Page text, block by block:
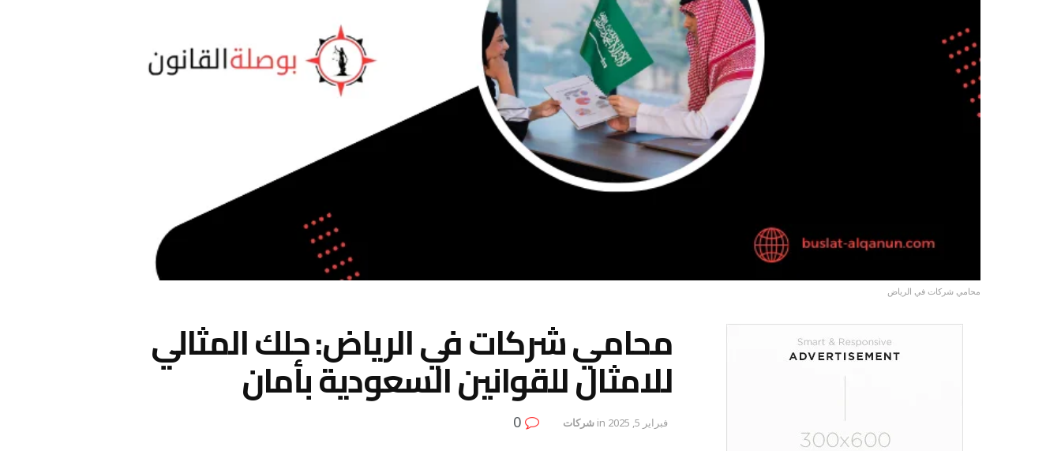
محامي شركات في الرياض
محامي شركات في الرياض: حلك المثالي
للامثال للقوانين السعودية بأمان
فبراير 5, 2025 in شركات